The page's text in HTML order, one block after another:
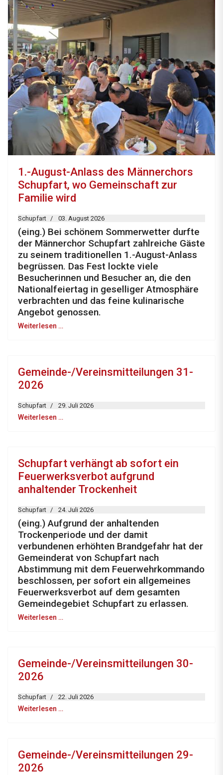
1.-August-Anlass des Männerchors
Schupfart, wo Gemeinschaft zur
Familie wird
Schupfart 03. August 2026
(eing.) Bei schönem Sommerwetter durfte
der Männerchor Schupfart zahlreiche Gäste
zu seinem traditionellen 1.-August-Anlass
begrüssen. Das Fest lockte viele
Besucherinnen und Besucher an, die den
Nationalfeiertag in geselliger Atmosphäre
verbrachten und das feine kulinarische
Angebot genossen.
Weiterlesen …
Gemeinde-/Vereinsmitteilungen 31-
2026
Schupfart 29. Juli 2026
Weiterlesen …
Schupfart verhängt ab sofort ein
Feuerwerksverbot aufgrund
anhaltender Trockenheit
Schupfart 24. Juli 2026
(eing.) Aufgrund der anhaltenden
Trockenperiode und der damit
verbundenen erhöhten Brandgefahr hat der
Gemeinderat von Schupfart nach
Abstimmung mit dem Feuerwehrkommando
beschlossen, per sofort ein allgemeines
Feuerwerksverbot auf dem gesamten
Gemeindegebiet Schupfart zu erlassen.
Weiterlesen …
Gemeinde-/Vereinsmitteilungen 30-
2026
Schupfart 22. Juli 2026
Weiterlesen …
Gemeinde-/Vereinsmitteilungen 29-
2026